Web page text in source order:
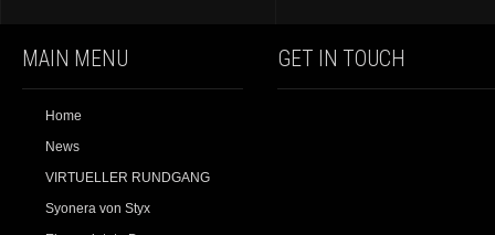
MAIN MENU
Home
News
VIRTUELLER RUNDGANG
Syonera von Styx
GET IN TOUCH